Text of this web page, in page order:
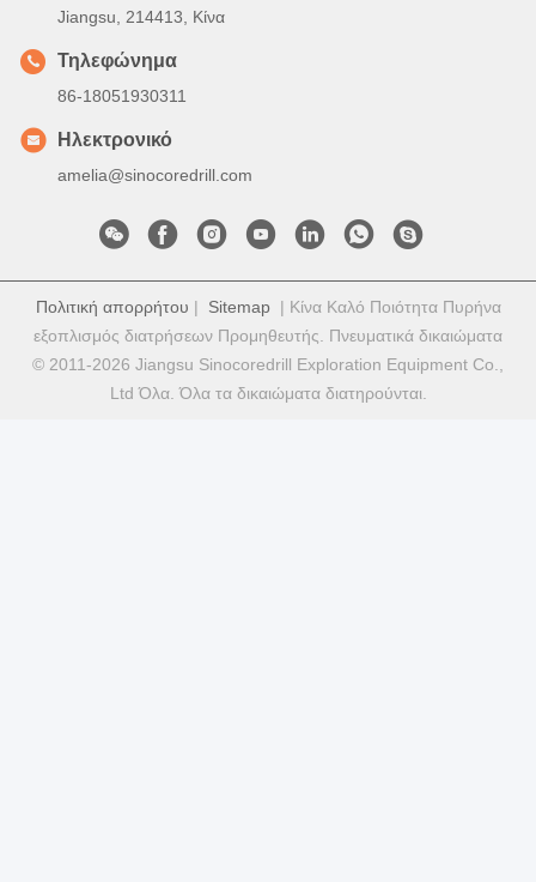
Jiangsu, 214413, Κίνα
Τηλεφώνημα
86-18051930311
Ηλεκτρονικό
amelia@sinocoredrill.com
Πολιτική απορρήτου | Sitemap| Κίνα Καλό Ποιότητα Πυρήνα
εξοπλισμός διατρήσεων Προμηθευτής. Πνευματικά δικαιώματα
© 2011-2026 Jiangsu Sinocoredrill Exploration Equipment Co.,
Ltd Όλα. Όλα τα δικαιώματα διατηρούνται.